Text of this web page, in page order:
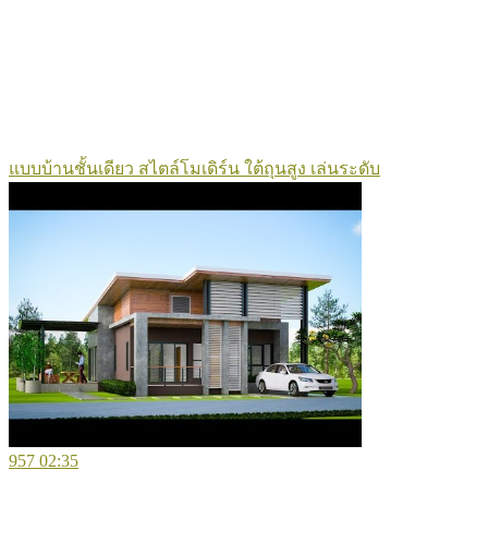
แบบบ้านชั้นเดียว สไตล์โมเดิร์น ใต้ถุนสูง เล่นระดับ
957 02:35